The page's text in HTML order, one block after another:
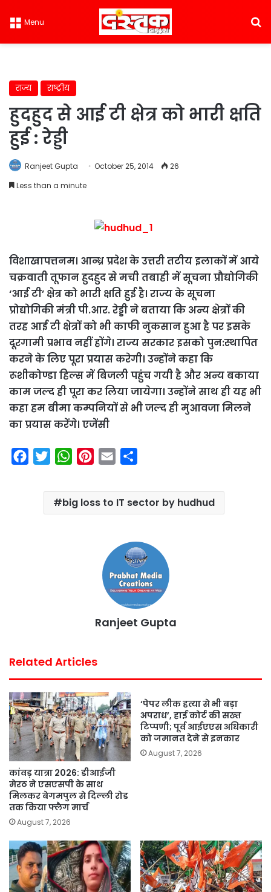
Menu
राज्य राष्ट्रीय
हुदहुद से आई टी क्षेत्र को भारी क्षति
हुई : रेड्डी
Ranjeet Gupta October 25, 2014
26
Less than a minute
विशाखापत्तनम। आन्ध्र प्रदेश के उत्तरी तटीय इलाकों में आये
चक्रवाती तूफान हुदहुद से मची तबाही में सूचना प्रौद्योगिकी
‘आई टी’ क्षेत्र को भारी क्षति हुई है। राज्य के सूचना
प्रोद्योगिकी मंत्री पी.आर. रेड्डी ने बताया कि अन्य क्षेत्रों की
तरह आई टी क्षेत्रों को भी काफी नुकसान हुआ है पर इसके
दूरगामी प्रभाव नहीं होंगे। राज्य सरकार इसको पुन:स्थापित
करने के लिए पूरा प्रयास करेगी। उन्होंने कहा कि
रूशीकोण्डा हिल्स में बिजली पहुंच गयी है और अन्य बकाया
काम जल्द ही पूरा कर लिया जायेगा। उन्होंने साथ ही यह भी
कहा हम बीमा कम्पनियों से भी जल्द ही मुआवजा मिलने
का प्रयास करेंगे। एजेंसी
i
t
W
a
t
n
t
a
i
a
r
big loss to IT sector by hudhud
Ranjeet Gupta
Related Articles
कांवड़ यात्रा 2026: डीआईजी
मेरठ ने एसएसपी के साथ
मिलकर बेगमपुल से दिल्ली रोड
तक किया फ्लैग मार्च
August 7, 2026
‘पेपर लीक हत्या से भी बड़ा
अपराध’, हाई कोर्ट की सख्त
टिप्पणी; पूर्व आईएएस अधिकारी
को जमानत देने से इनकार
August 7, 2026